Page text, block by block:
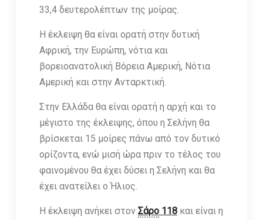
33,4 δευτερολέπτων της μοίρας.
Η έκλειψη θα είναι ορατή στην δυτική
Αφρική, την Ευρώπη, νότια και
βορειοανατολική Βόρεια Αμερική, Νότια
Αμερική και στην Ανταρκτική.
Στην Ελλάδα θα είναι ορατή η αρχή και το
μέγιστο της έκλειψης, όπου η Σελήνη θα
βρίσκεται 15 μοίρες πάνω από τον δυτικό
ορίζοντα, ενώ μισή ώρα πριν το τέλος του
φαινομένου θα έχει δύσει η Σελήνη και θα
έχει ανατείλει ο Ήλιος.
Η έκλειψη ανήκει στον Σάρο118και είναι η